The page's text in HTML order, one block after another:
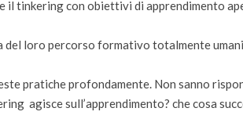
il tinkering con obiettivi di apprendimento
del loro percorso formativo totalmente
pratiche profondamente. Non sanno
agisce sull’apprendimento? che cosa